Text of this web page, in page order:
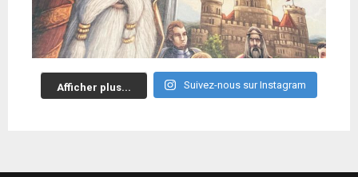
Afficher plus... Suivez-nous sur Instagram